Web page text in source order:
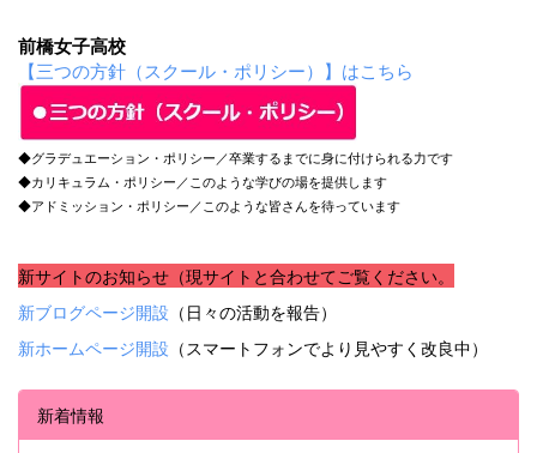
前橋女子高校
【三つの方針（スクール・ポリシー）】はこちら
◆グラデュエーション・ポリシー／卒業するまでに身に付けられる力です
◆カリキュラム・ポリシー／このような学びの場を提供します
◆アドミッション・ポリシー／このような皆さんを待っています
新サイトのお知らせ（現サイトと合わせてご覧ください。
新ブログページ開設 （日々の活動を報告）
新ホームページ開設 （スマートフォンでより見やすく改良中）
新着情報